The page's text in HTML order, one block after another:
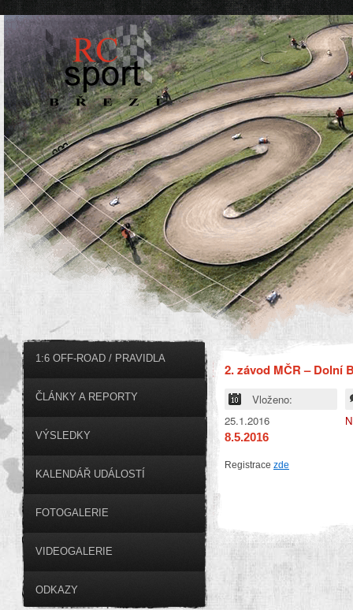
2. závod MČR – Dolní
Vloženo:
25.1.2016
8.5.2016
Registrace zde
1:6 OFF-ROAD / PRAVIDLA
ČLÁNKY A REPORTY
VÝSLEDKY
KALENDÁŘ UDÁLOSTÍ
FOTOGALERIE
VIDEOGALERIE
ODKAZY